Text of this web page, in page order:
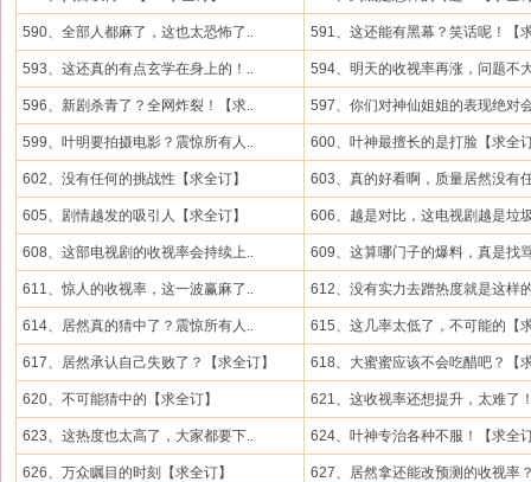
590、全部人都麻了，这也太恐怖了.. 591、这还能有黑幕？笑话呢！【
593、这还真的有点玄学在身上的！.. 594、明天的收视率再涨，问题不
596、新剧杀青了？全网炸裂！【求.. 597、你们对神仙姐姐的表现绝对
599、叶明要拍摄电影？震惊所有人.. 600、叶神最擅长的是打脸【求全
602、没有任何的挑战性【求全订】 603、真的好看啊，质量居然没有
605、剧情越发的吸引人【求全订】 606、越是对比，这电视剧越是垃
608、这部电视剧的收视率会持续上.. 609、这算哪门子的爆料，真是找
611、惊人的收视率，这一波赢麻了.. 612、没有实力去蹭热度就是这样
614、居然真的猜中了？震惊所有人.. 615、这几率太低了，不可能的【
617、居然承认自己失败了？【求全订】 618、大蜜蜜应该不会吃醋吧？【
620、不可能猜中的【求全订】 621、这收视率还想提升，太难了
623、这热度也太高了，大家都要下.. 624、叶神专治各种不服！【求全
626、万众瞩目的时刻【求全订】 627、居然拿还能改预测的收视率